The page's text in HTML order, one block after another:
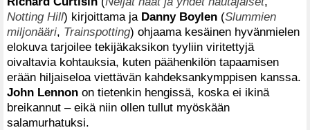
Notting Hill) kirjoittama ja Danny Boylen (Slummien
miljonääri, Trainspotting) ohjaama kesäinen hyvänmielen
elokuva tarjoilee tekijäkaksikon tyyliin viritettyjä
oivaltavia kohtauksia, kuten päähenkilön tapaamisen
erään hiljaiseloa viettävän kahdeksankymppisen kanssa.
John Lennon on tietenkin hengissä, koska ei ikinä
breikannut – eikä niin ollen tullut myöskään
salamurhatuksi.